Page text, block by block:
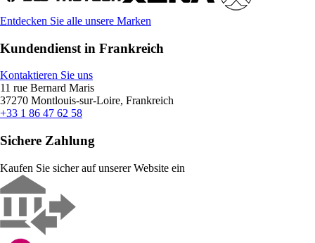
Entdecken Sie alle unsere Marken
Kundendienst in Frankreich
Kontaktieren Sie uns
11 rue Bernard Maris
37270 Montlouis-sur-Loire, Frankreich
+33 1 86 47 62 58
Sichere Zahlung
Kaufen Sie sicher auf unserer Website ein